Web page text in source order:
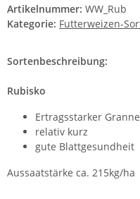
Artikelnummer: WW_Rub
Kategorie: Futterweizen-
Sortenbeschreibung:
Rubisko
Ertragsstarker
relativ kurz
gute Blattgesundheit
Aussaatstärke ca. 215kg/ha